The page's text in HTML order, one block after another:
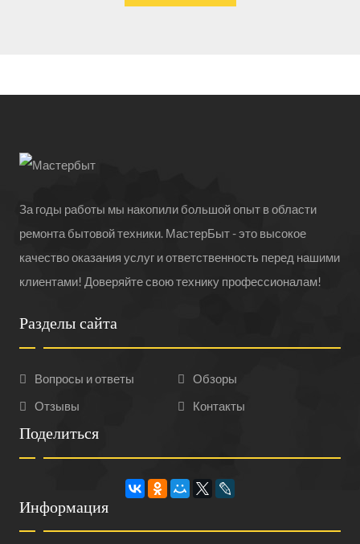
За годы работы мы накопили большой опыт в области
ремонта бытовой техники. МастерБыт - это высокое
качество оказания услуг и ответственность перед нашими
клиентами! Доверяйте свою технику профессионалам!
Разделы сайта
Вопросы и ответы
Обзоры
Отзывы
Контакты
Поделиться
Информация